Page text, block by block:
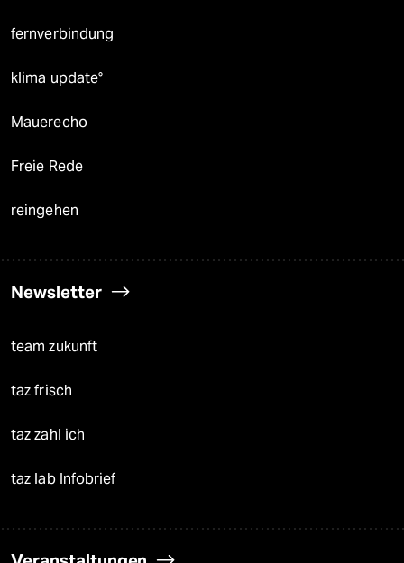
fernverbindung
klima update°
Mauerecho
Freie Rede
reingehen
Newsletter
team zukunft
taz frisch
taz zahl ich
taz lab Infobrief